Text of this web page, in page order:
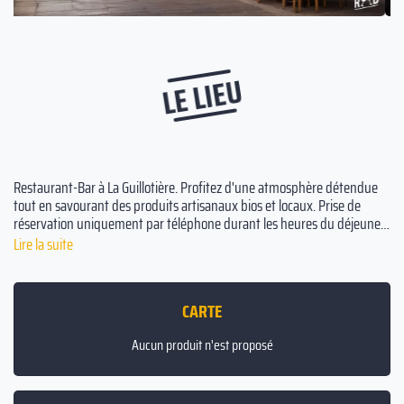
LE LIEU
Restaurant-Bar à La Guillotière. Profitez d'une atmosphère détendue
tout en savourant des produits artisanaux bios et locaux. Prise de
réservation uniquement par téléphone durant les heures du déjeuner,
sans possibilité de réservation en soirée. Nous serons ravis de vous
Lire la suite
CARTE
Aucun produit n'est proposé